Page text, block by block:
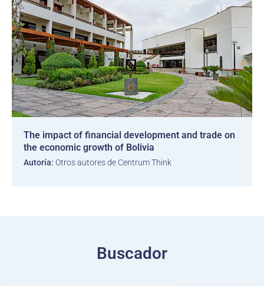
The impact of financial development and trade on
the economic growth of Bolivia
Autoría: Otros autores de Centrum Think
Buscador